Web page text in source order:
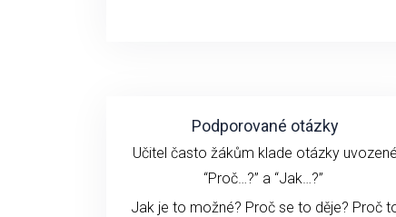
Podporované otázky
Učitel často žákům klade otázky uvozené
“Proč…?” a “Jak…?”
Jak je to možné? Proč se to děje? Proč